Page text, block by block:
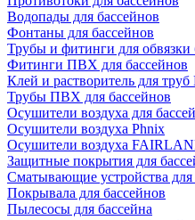
Водопады для бассейнов
Фонтаны для бассейнов
Трубы и фитинги для обвязки
Фитинги ПВХ для бассейнов
Клей и растворитель для
Трубы ПВХ для бассейнов
Осушители воздуха для
Осушители воздуха Phnix
Осушители воздуха
Защитные покрытия для
Сматывающие устройства для
Покрывала для бассейнов
Пылесосы для бассейна